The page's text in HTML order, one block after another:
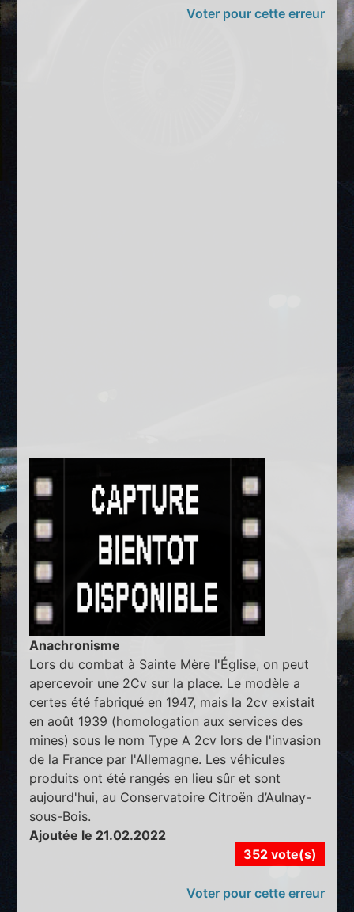
Voter pour cette erreur
Anachronisme
Lors du combat à Sainte Mère l'Église, on peut
apercevoir une 2Cv sur la place. Le modèle a
certes été fabriqué en 1947, mais la 2cv existait
en août 1939 (homologation aux services des
mines) sous le nom Type A 2cv lors de l'invasion
de la France par l'Allemagne. Les véhicules
produits ont été rangés en lieu sûr et sont
aujourd'hui, au Conservatoire Citroën d’Aulnay-
sous-Bois.
Ajoutée le 21.02.2022
352 vote(s)
Voter pour cette erreur